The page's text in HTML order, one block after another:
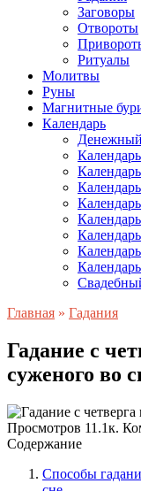
Заговоры
Отвороты
Ритуалы
Молитвы
Руны
Магнитные
Календарь
Денежный
Главная » Гадания
Гадание с
суженого во
Просмотров 11.1к.
Содержание
Способы